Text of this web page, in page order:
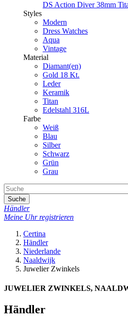
DS Action Diver 38mm
Styles
Modern
Dress Watches
Aqua
Vintage
Material
Diamant(en)
Gold 18 Kt.
Leder
Keramik
Titan
Edelstahl 316L
Farbe
Weiß
Blau
Silber
Schwarz
Grün
Grau
Suche
Händler
Meine Uhr registrieren
Certina
Händler
Niederlande
Naaldwijk
Juwelier Zwinkels
JUWELIER ZWINKELS,
Händler